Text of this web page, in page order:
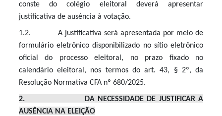
conste do colégio eleitoral deverá apresentar
justificativa de ausência à votação.
1.2. A justificativa será apresentada por meio de
formulário eletrônico disponibilizado no sítio eletrônico
oficial do processo eleitoral, no prazo fixado no
calendário eleitoral, nos termos do art. 43, § 2º, da
Resolução Normativa CFA nº 680/2025.
2. DA NECESSIDADE DE JUSTIFICAR A
AUSÊNCIA NA ELEIÇÃO